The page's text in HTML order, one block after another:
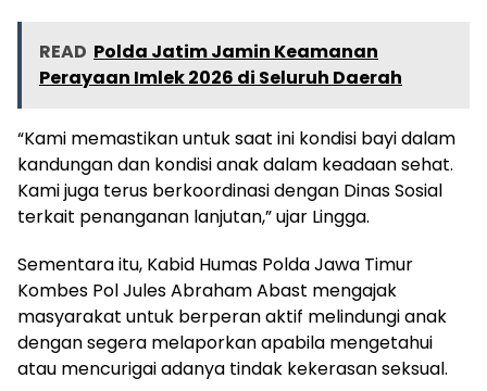
READ Polda Jatim Jamin Keamanan
Perayaan Imlek 2026 di Seluruh Daerah
“Kami memastikan untuk saat ini kondisi bayi dalam
kandungan dan kondisi anak dalam keadaan sehat.
Kami juga terus berkoordinasi dengan Dinas Sosial
terkait penanganan lanjutan,” ujar Lingga.
Sementara itu, Kabid Humas Polda Jawa Timur
Kombes Pol Jules Abraham Abast mengajak
masyarakat untuk berperan aktif melindungi anak
dengan segera melaporkan apabila mengetahui
atau mencurigai adanya tindak kekerasan seksual.